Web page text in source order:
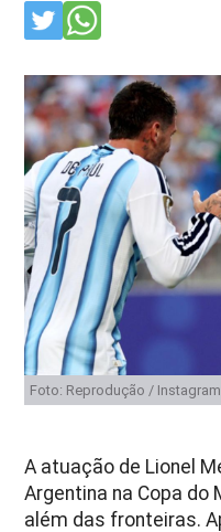
Foto: Reprodução /
A atuação de Lionel
Argentina na Copa do
além das fronteiras.